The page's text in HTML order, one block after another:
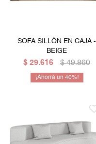
SOFA SILLÓN EN CAJA -
BEIGE
$ 29.616 $ 49.860
40